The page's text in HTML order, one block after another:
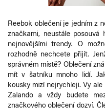
Reebok oblečení je jedním z
značkami, neustále
nejnovějšími trendy. O
rozhodně nechcete přijít.
správném místě? Oblečení
mít v šatníku mnoho lidí.
kousky mizí nejrychleji. Vy
Zalando a vždy budete
značkového oblečení dozví.